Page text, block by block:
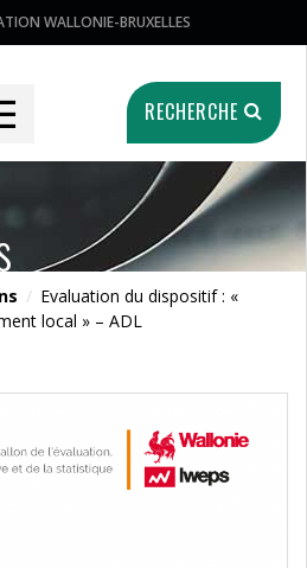
WALLONIE-BRUXELLES
RECHERCHE
/ Evaluation du dispositif : «
local » – ADL